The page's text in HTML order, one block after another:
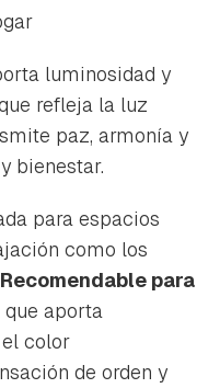
luminosidad y
refleja la luz
paz, armonía y
bienestar.
para espacios
como los
Recomendable para
que aporta
color
de orden y